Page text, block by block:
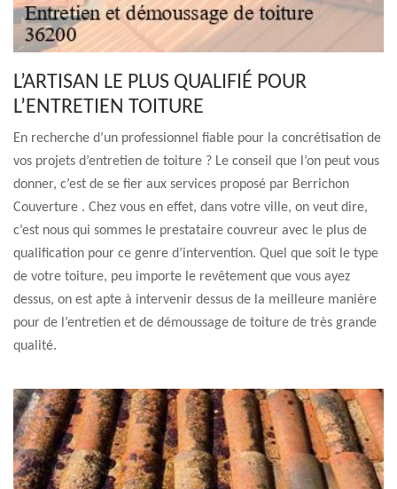
L’ARTISAN LE PLUS QUALIFIÉ POUR
L’ENTRETIEN TOITURE
En recherche d’un professionnel fiable pour la concrétisation de
vos projets d’entretien de toiture ? Le conseil que l’on peut vous
donner, c’est de se fier aux services proposé par Berrichon
Couverture . Chez vous en effet, dans votre ville, on veut dire,
c’est nous qui sommes le prestataire couvreur avec le plus de
qualification pour ce genre d’intervention. Quel que soit le type
de votre toiture, peu importe le revêtement que vous ayez
dessus, on est apte à intervenir dessus de la meilleure manière
pour de l’entretien et de démoussage de toiture de très grande
qualité.